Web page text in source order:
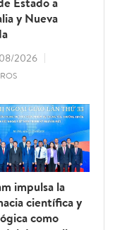
y Nueva
2026
impulsa la
científica y
como